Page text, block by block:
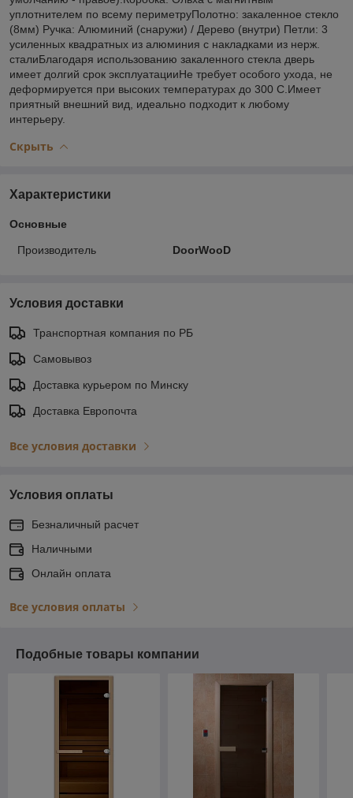
уплотнителем по всему периметруПолотно: закаленное стекло
(8мм) Ручка: Алюминий (снаружи) / Дерево (внутри) Петли: 3
усиленных квадратных из алюминия с накладками из нерж.
сталиБлагодаря использованию закаленного стекла дверь
имеет долгий срок эксплуатацииНе требует особого ухода, не
деформируется при высоких температурах до 300 С.Имеет
приятный внешний вид, идеально подходит к любому
интерьеру.
Скрыть
Характеристики
Основные
Производитель DoorWooD
Условия доставки
Транспортная компания по РБ
Самовывоз
Доставка курьером по Минску
Доставка Европочта
Все условия доставки
Условия оплаты
Безналичный расчет
Наличными
Онлайн оплата
Все условия оплаты
Подобные товары компании